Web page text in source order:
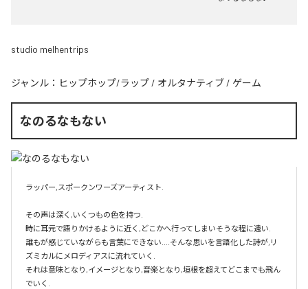
studio melhentrips
ジャンル： ヒップホップ/ラップ / オルタナティブ / ゲーム
なのるなもない
ラッパー,スポークンワーズアーティスト.
その声は深く,いくつもの色を持つ.
時に耳元で語りかけるように近く,どこかへ行ってしまいそうな程に遠い.
誰もが感じていながらも言葉にできない....そんな思いを言語化した詩が,リ
ズミカルにメロディアスに流れていく.
それは意味となり,イメージとなり,音楽となり,垣根を超えてどこまでも飛ん
でいく.